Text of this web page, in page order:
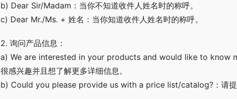
b) Dear Sir/Madam：当你不知道收件人姓名时的称呼。
c) Dear Mr./Ms. + 姓名：当你知道收件人姓名时的称呼。
2. 询问产品信息：
a) We are interested in your products and would like to know
很感兴趣并且想了解更多详细信息。
b) Could you please provide us with a price list/catalog?：请提